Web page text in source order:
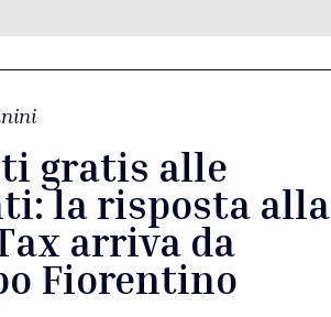
gratis alle
la risposta alla
arriva da
Fiorentino